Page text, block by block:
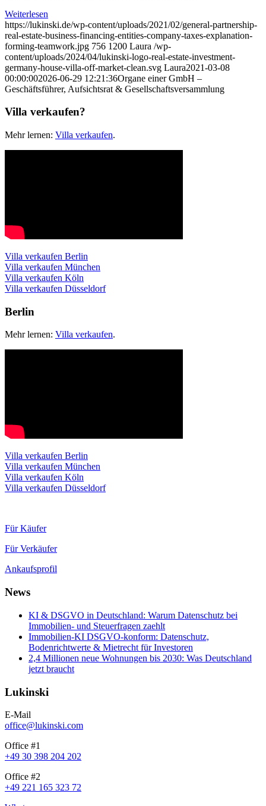
Weiterlesen
https://lukinski.de/wp-content/uploads/2021/02/general-partnership-
real-estate-business-financing-entities-company-taxes-explanation-
forming-teamwork.jpg 756 1200 Laura /wp-
content/uploads/2024/04/lukinski-logo-real-estate-investment-
germany-house-villa-off-market-clean.svg Laura2021-03-08
00:00:002026-06-29 12:21:36Organe einer GmbH –
Geschäftsführer, Aufsichtsrat & Gesellschaftsversammlung
Villa verkaufen?
Mehr lernen: Villa verkaufen.
Villa verkaufen Berlin
Villa verkaufen München
Villa verkaufen Köln
Villa verkaufen Düsseldorf
Berlin
Mehr lernen: Villa verkaufen.
Villa verkaufen Berlin
Villa verkaufen München
Villa verkaufen Köln
Villa verkaufen Düsseldorf
Für Käufer
Für Verkäufer
Ankaufsprofil
News
KI & DSGVO in Deutschland: Warum Datenschutz bei
Immobilien- und Steuerfragen zaehlt
Immobilien-KI DSGVO-konform: Datenschutz,
Bodenrichtwerte & Mietrecht für Investoren
2,4 Millionen neue Wohnungen bis 2030: Was Deutschland
jetzt braucht
Lukinski
E-Mail
office@lukinski.com
Office #1
+49 30 398 204 202
Office #2
+49 221 165 323 72